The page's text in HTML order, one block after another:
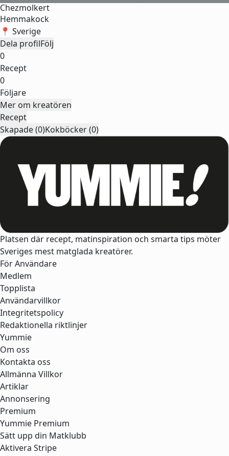
Chezmolkert
Hemmakock
📍 Sverige
Dela profilFölj
0
Recept
0
Följare
Mer om kreatören
Recept
Skapade (0)Kokböcker (0)
Platsen där recept, matinspiration och smarta tips möter
Sveriges mest matglada kreatörer.
För Användare
Medlem
Topplista
Användarvillkor
Integritetspolicy
Redaktionella riktlinjer
Yummie
Om oss
Kontakta oss
Allmänna Villkor
Artiklar
Annonsering
Premium
Yummie Premium
Sätt upp din Matklubb
Aktivera Stripe